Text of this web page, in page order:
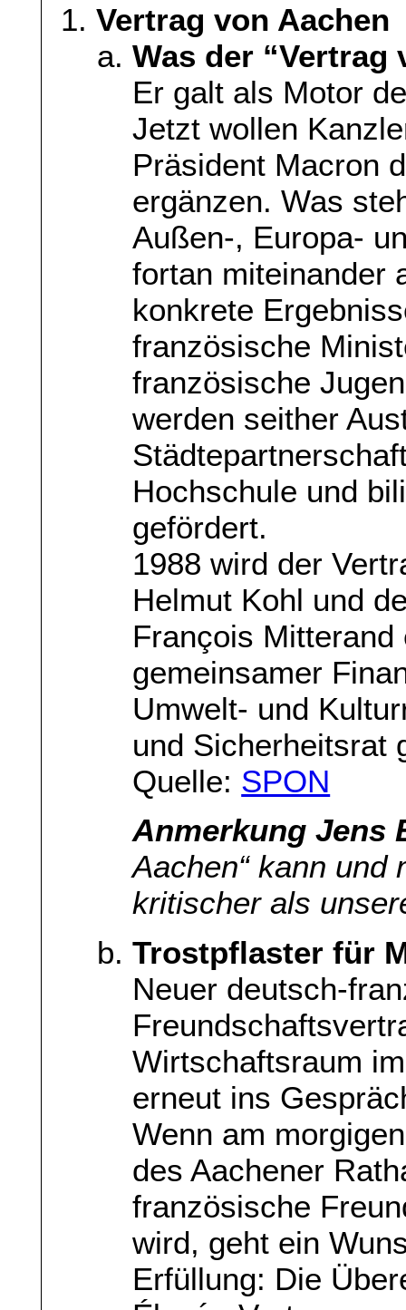
Vertrag von Aachen
Was der
Er galt als Motor
Jetzt wollen
Präsident Macron
ergänzen. Was
Außen-, Europa-
fortan miteinander
konkrete
französische
französische
werden seither
Hochschule und
gefördert.
1988 wird der
Helmut Kohl und
François
gemeinsamer
Umwelt- und
und Sicherheitsrat
Quelle: SPON
Anmerkung Jens
Aachen“ kann und
kritischer als
Trostpflaster für
Neuer deutsch-
Wirtschaftsraum
erneut ins
Wenn am
des Aachener
französische
wird, geht ein
Erfüllung: Die